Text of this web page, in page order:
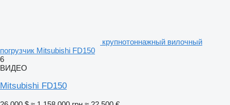
крупнотоннажный вилочный
погрузчик Mitsubishi FD150
6
ВИДЕО
Mitsubishi FD150